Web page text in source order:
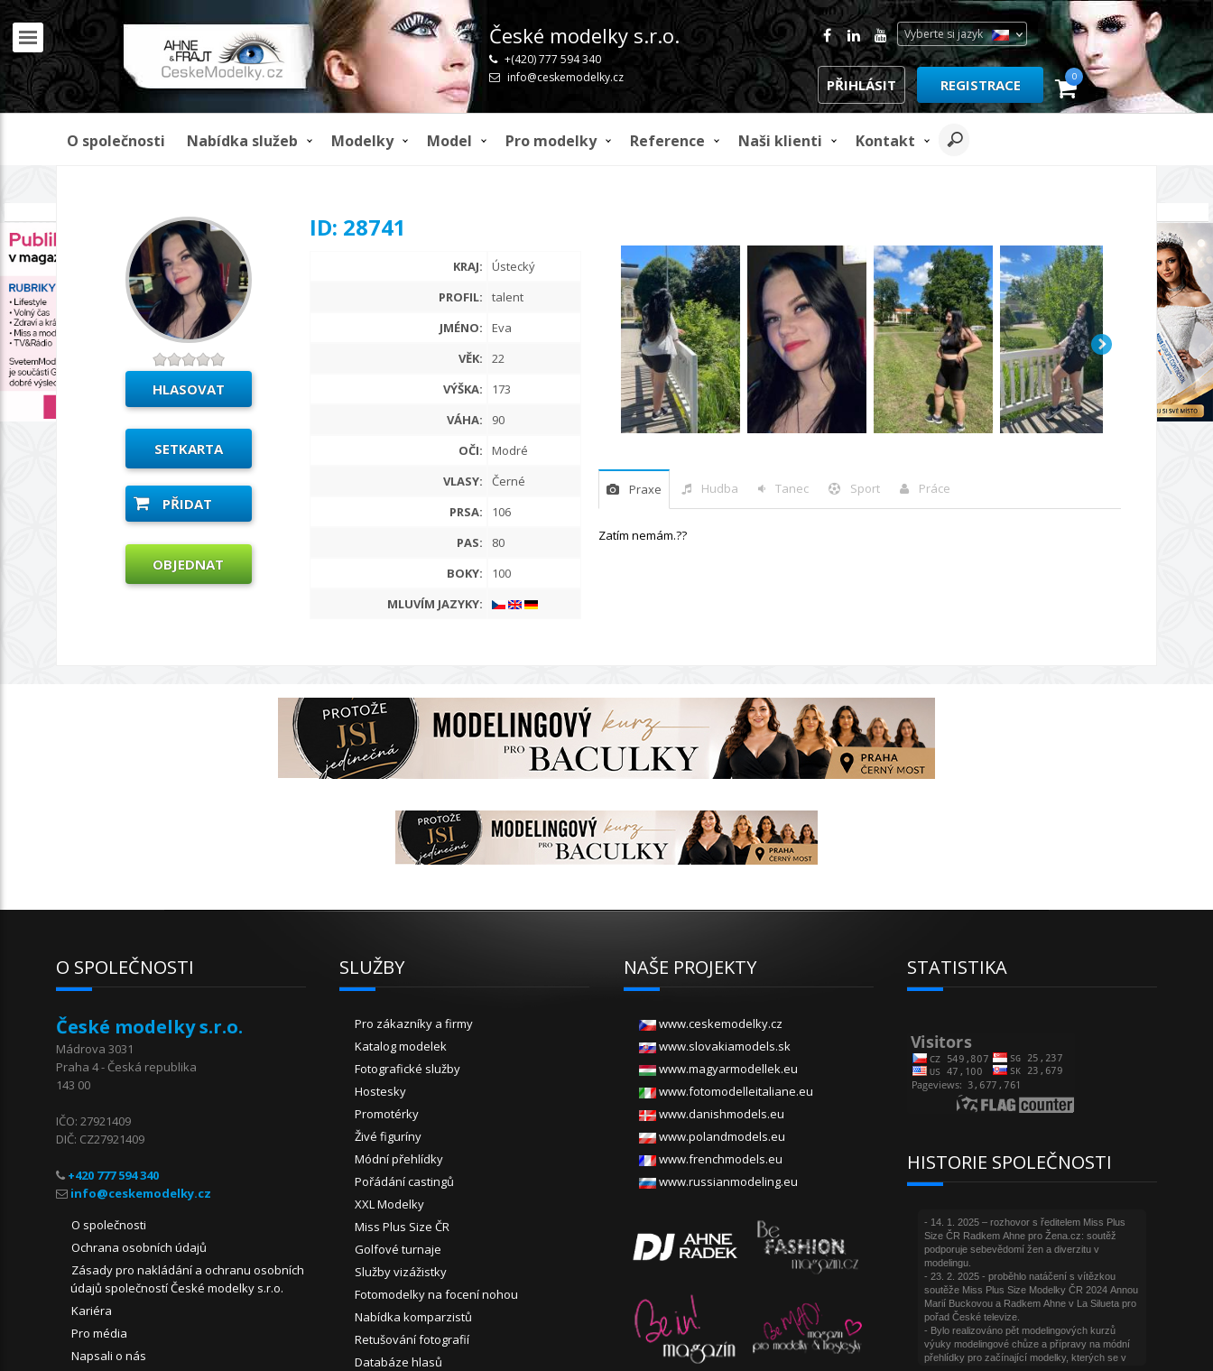
České modelky s.r.o.
+(420) 777 594 340
info@ceskemodelky.cz
Vyberte si jazyk
PŘIHLÁSIT REGISTRACE 0
O společnosti Nabídka služeb Modelky Model Pro modelky Reference Naši klienti Kontakt
SETKARTA
PŘIDAT
OBJEDNAT
ID: 28741
KRAJ:
Ústecký
PROFIL:
talent
JMÉNO:
Eva
VĚK:
22
VÝŠKA:
173
VÁHA:
90
OČI:
Modré
VLASY:
Černé
PRSA:
106
PAS:
80
BOKY:
100
MLUVÍM JAZYKY:
Praxe Hudba Tanec Sport Práce
Zatím nemám.??
O SPOLEČNOSTI
České modelky s.r.o.
Mádrova 3031
Praha 4 - Česká republika
143 00
IČO: 27921409
DIČ: CZ27921409
+420 777 594 340
O společnosti
Ochrana osobních údajů
Zásady pro nakládání a ochranu osobních
údajů společností České modelky s.r.o.
Kariéra
Pro média
Napsali o nás
SLUŽBY
Pro zákazníky a firmy
Katalog modelek
Fotografické služby
Hostesky
Promotérky
Živé figuríny
Módní přehlídky
Pořádání castingů
XXL Modelky
Miss Plus Size ČR
Golfové turnaje
Služby vizážistky
Fotomodelky na focení nohou
Nabídka komparzistů
Retušování fotografií
Databáze hlasů
NAŠE PROJEKTY
www.ceskemodelky.cz
www.slovakiamodels.sk
www.magyarmodellek.eu
www.fotomodelleitaliane.eu
www.danishmodels.eu
www.polandmodels.eu
www.frenchmodels.eu
www.russianmodeling.eu
STATISTIKA
HISTORIE SPOLEČNOSTI